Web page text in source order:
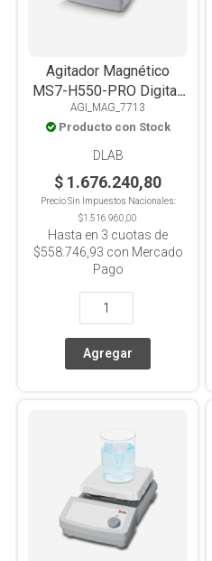
Agitador Magnético
MS7-H550-PRO Digital,
LCD, Con Calefacción,
PT1000, Placa Cerámica,
20L
AGI_MAG_7713
Producto con Stock
DLAB
$ 1.676.240,80
Precio Sin Impuestos Nacionales:
$1.516.960,00
Hasta en 3 cuotas de
$558.746,93 con Mercado
Pago